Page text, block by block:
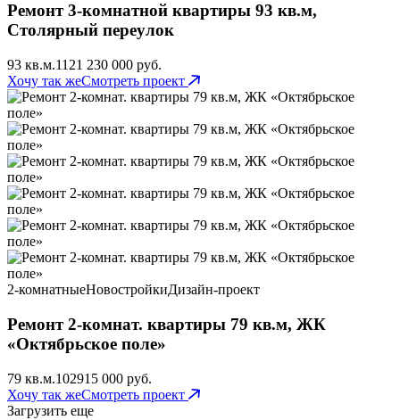
Ремонт 3-комнатной квартиры 93 кв.м,
Столярный переулок
93 кв.м.1121 230 000 руб.
Хочу так жеСмотреть проект
2-комнатныеНовостройкиДизайн-проект
Ремонт 2-комнат. квартиры 79 кв.м, ЖК
«Октябрьское поле»
79 кв.м.102915 000 руб.
Хочу так жеСмотреть проект
Загрузить еще